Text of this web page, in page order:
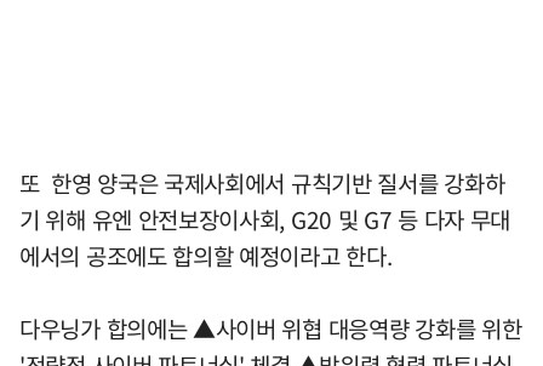
또 한영 양국은 국제사회에서 규칙기반 질서를 강화하
기 위해 유엔 안전보장이사회, G20 및 G7 등 다자 무대
에서의 공조에도 합의할 예정이라고 한다.
다우닝가 합의에는 ▲사이버 위협 대응역량 강화를 위한